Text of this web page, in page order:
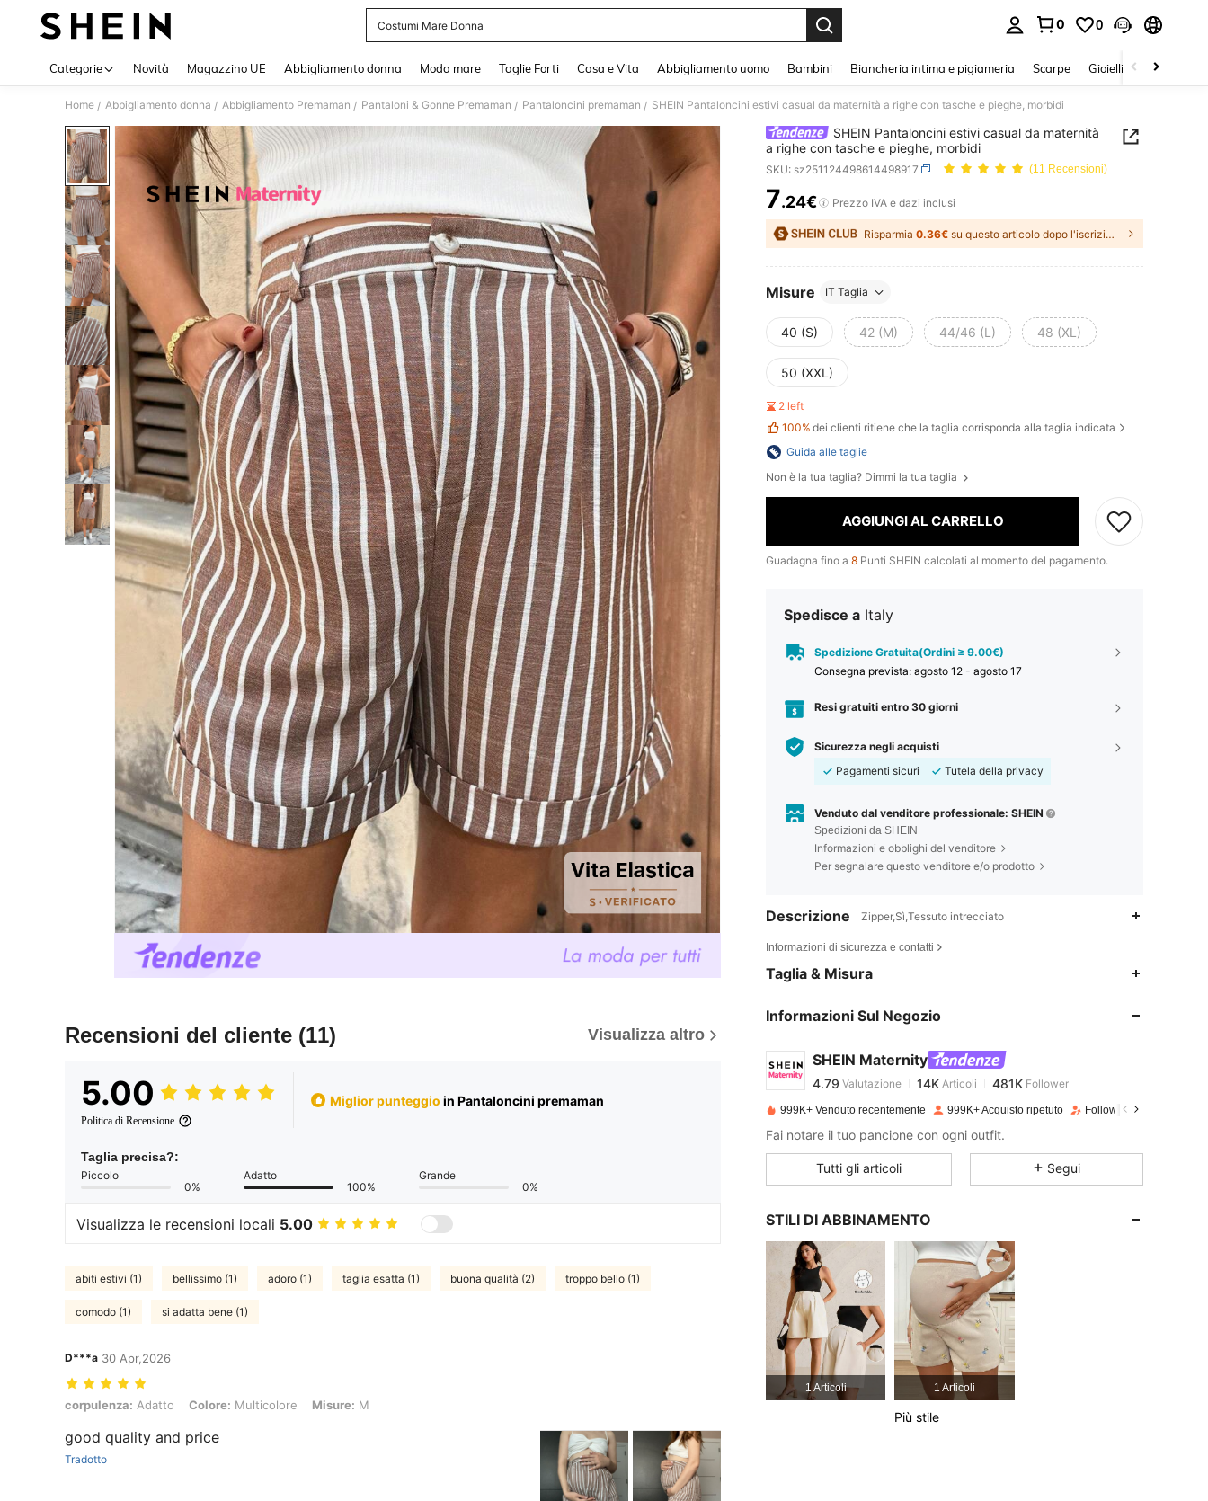
Costumi Mare Donna
0 0
Categorie Novità Magazzino UE Abbigliamento donna Moda mare Taglie Forti Casa e Vita Abbigliamento uomo Bambini Biancheria intima e pigiameria Scarpe Gioielli E Accessori
Home / Abbigliamento donna / Abbigliamento Premaman / Pantaloni & Gonne Premaman / Pantaloncini premaman / SHEIN Pantaloncini estivi casual da maternità a righe con tasche e pieghe, morbidi
Recensioni del cliente (11) Visualizza altro
5.00
Politica di Recensione
Miglior punteggio in Pantaloncini premaman
Taglia precisa?:
Piccolo
0%
Adatto
100%
Grande
0%
Visualizza le recensioni locali 5.00
abiti estivi (1) bellissimo (1) adoro (1) taglia esatta (1) buona qualità (2) troppo bello (1)
comodo (1) si adatta bene (1)
D***a 30 Apr,2026
corpulenza: Adatto, Colore: Multicolore, Misure: M
corpulenza: Adatto Colore: Multicolore Misure: M
good quality and price
Tradotto
SHEIN Pantaloncini estivi casual da maternità
a righe con tasche e pieghe, morbidi
SKU: sz251124498614498917 (11 Recensioni)
PRICE AND AVAILABILITY
7.24€ Prezzo IVA e dazi inclusi
Risparmia 0.36€ su questo articolo dopo l'iscrizione.
Misure IT Taglia
40 (S) 42 (M) 44/46 (L) 48 (XL)
50 (XXL)
2 left
100% dei clienti ritiene che la taglia corrisponda alla taglia indicata
Guida alle taglie
Non è la tua taglia? Dimmi la tua taglia
AGGIUNGI AL CARRELLO
Guadagna fino a 8 Punti SHEIN calcolati al momento del pagamento.
Spedisce a Italy
Spedizione Gratuita(Ordini ≥ 9.00€)
Consegna prevista: agosto 12 - agosto 17
Resi gratuiti entro 30 giorni
Sicurezza negli acquisti
Pagamenti sicuri
Tutela della privacy
Venduto dal venditore professionale: SHEIN
Spedizioni da SHEIN
Informazioni e obblighi del venditore
Per segnalare questo venditore e/o prodotto
Descrizione Zipper,Sì,Tessuto intrecciato
Informazioni di sicurezza e contatti
Taglia & Misura
Informazioni Sul Negozio
SHEIN Maternity
4.79 14K
14KArticoli 481K
m***3pagato1 giorno fa
4.79 481K
4.79 14K 481K
4.79 14K 481K
999K+ Venduto recentemente 999K+ Acquisto ripetuto Follower in crescita del
Fai notare il tuo pancione con ogni outfit.
Tutti gli articoli Segui
STILI DI ABBINAMENTO
1 Articoli 1 Articoli
Più stile